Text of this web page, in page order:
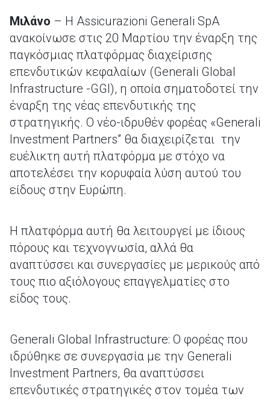
Μιλάνο – Η Assicurazioni Generali SpA
ανακοίνωσε στις 20 Μαρτίου την έναρξη της
παγκόσμιας πλατφόρμας διαχείρισης
επενδυτικών κεφαλαίων (Generali Global
Infrastructure -GGI), η οποία σηματοδοτεί την
έναρξη της νέας επενδυτικής της
στρατηγικής. Ο νέο-ιδρυθέν φορέας «Generali
Investment Partners” θα διαχειρίζεται την
ευέλικτη αυτή πλατφόρμα με στόχο να
αποτελέσει την κορυφαία λύση αυτού του
είδους στην Ευρώπη.
Η πλατφόρμα αυτή θα λειτουργεί με ίδιους
πόρους και τεχνογνωσία, αλλά θα
αναπτύσσει και συνεργασίες με μερικούς από
τους πιο αξιόλογους επαγγελματίες στο
είδος τους.
Generali Global Infrastructure: Ο φορέας που
ιδρύθηκε σε συνεργασία με την Generali
Investment Partners, θα αναπτύσσει
επενδυτικές στρατηγικές στον τομέα των